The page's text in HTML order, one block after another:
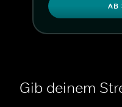
AB
Gib deinem